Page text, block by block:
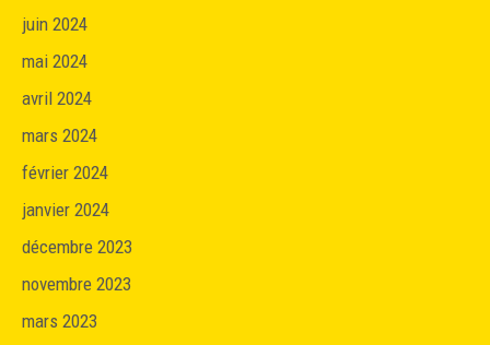
juin 2024
mai 2024
avril 2024
mars 2024
février 2024
janvier 2024
décembre 2023
novembre 2023
mars 2023